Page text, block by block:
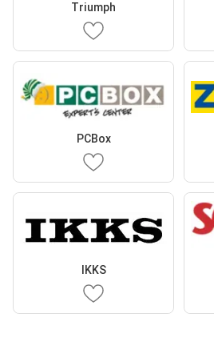
Triumph
PCBox
IKKS